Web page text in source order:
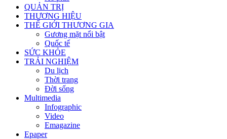
QUẢN TRỊ
THƯƠNG HIỆU
THẾ GIỚI THƯƠNG GIA
Gương mặt nổi bật
Quốc tế
SỨC KHỎE
TRẢI NGHIỆM
Du lịch
Thời trang
Đời sống
Multimedia
Infographic
Video
Emagazine
Epaper